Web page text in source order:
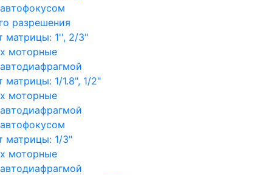
разрешения
матрицы: 1'', 2/3"
моторные
матрицы: 1/1.8", 1/2"
моторные
матрицы: 1/3"
моторные